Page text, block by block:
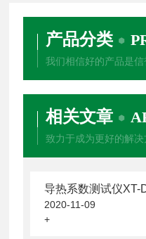
产品分类
我们相信好的产品是信
相关文章
致力于成为更好的解决
导热系数测试仪XT-
2020-11-09
+